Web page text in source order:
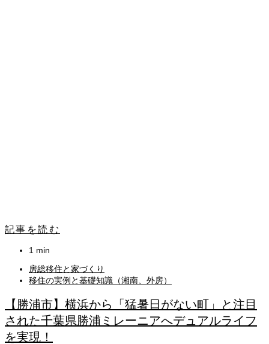
記事を読む
1 min
房総移住と家づくり
移住の実例と基礎知識（湘南、外房）
【勝浦市】横浜から「猛暑日がない町」と注目
された千葉県勝浦ミレーニアへデュアルライフ
を実現！